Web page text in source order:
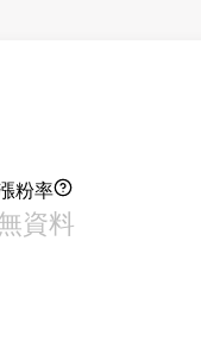
粉率
資料